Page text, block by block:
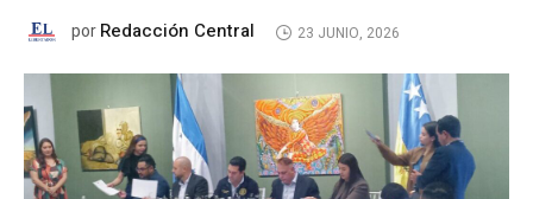
porRedacción Central 23 JUNIO, 2026